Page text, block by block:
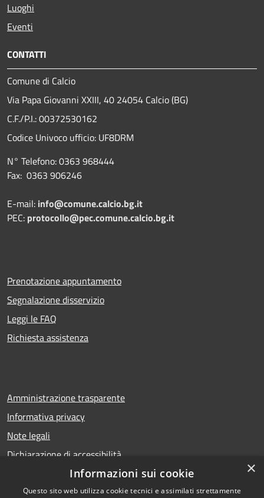
Luoghi
Eventi
CONTATTI
Comune di Calcio
Via Papa Giovanni XXIII, 40 24054 Calcio (BG)
C.F./P.I.: 00372530162
Codice Univoco ufficio: UF8DRM
N° Telefono: 0363 968444
Fax: 0363 906246
E-mail: info@comune.calcio.bg.it
PEC: protocollo@pec.comune.calcio.bg.it
Prenotazione appuntamento
Segnalazione disservizio
Leggi le FAQ
Richiesta assistenza
Amministrazione trasparente
Informativa privacy
Note legali
Dichiarazione di accessibilità
×
Informazioni sui cookie
Questo sito web utilizza cookie tecnici e assimilati strettamente